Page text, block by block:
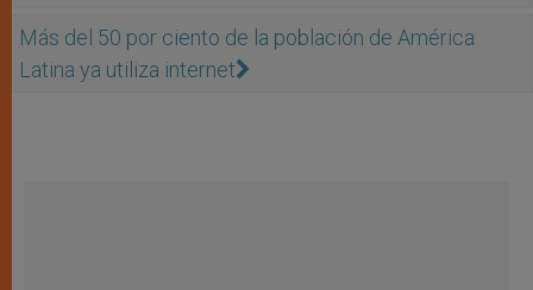
Más del 50 por ciento de la población de América
Latina ya utiliza internet